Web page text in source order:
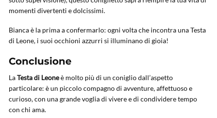
momenti divertenti e dolcissimi.
Bianca è la prima a confermarlo: ogni volta che incontra una Testa
di Leone, i suoi occhioni azzurri si illuminano di gioia!
Conclusione
LaTesta di Leoneè molto più di un coniglio dall’aspetto
particolare: è un piccolo compagno di avventure, affettuoso e
curioso, con una grande voglia di vivere e di condividere tempo
con chi ama.